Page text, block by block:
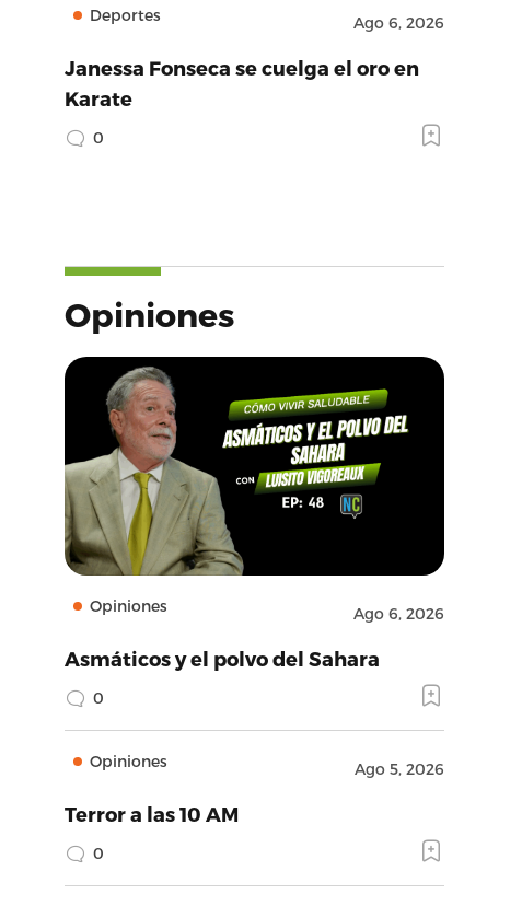
Deportes Ago 6, 2026
Janessa Fonseca se cuelga el oro en
Karate
0
Opiniones
Opiniones Ago 6, 2026
Asmáticos y el polvo del Sahara
0
Opiniones Ago 5, 2026
Terror a las 10 AM
0